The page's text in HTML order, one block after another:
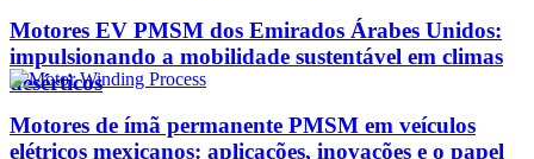
Motores EV PMSM dos Emirados Árabes Unidos:
impulsionando a mobilidade sustentável em climas
desérticos
Motores de ímã permanente PMSM em veículos
elétricos mexicanos: aplicações, inovações e o papel